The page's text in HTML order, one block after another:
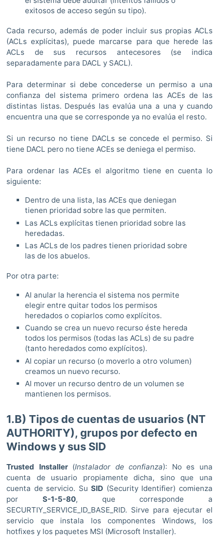
exitosos de acceso según su tipo).
Cada recurso, además de poder incluir sus propias ACLs
(ACLs explícitas), puede marcarse para que herede las
ACLs de sus recursos antecesores (se indica
separadamente para DACL y SACL).
Para determinar si debe concederse un permiso a una
confianza del sistema primero ordena las ACEs de las
distintas listas. Después las evalúa una a una y cuando
encuentra una que se corresponde ya no evalúa el resto.
Si un recurso no tiene DACLs se concede el permiso. Si
tiene DACL pero no tiene ACEs se deniega el permiso.
Para ordenar las ACEs el algoritmo tiene en cuenta lo
siguiente:
Dentro de una lista, las ACEs que deniegan
tienen prioridad sobre las que permiten.
Las ACLs explícitas tienen prioridad sobre las
heredadas.
Las ACLs de los padres tienen prioridad sobre
las de los abuelos.
Por otra parte:
Al anular la herencia el sistema nos permite
elegir entre quitar todos los permisos
heredados o copiarlos como explícitos.
Cuando se crea un nuevo recurso éste hereda
todos los permisos (todas las ACLs) de su padre
(tanto heredados como explícitos).
Al copiar un recurso (o moverlo a otro volumen)
creamos un nuevo recurso.
Al mover un recurso dentro de un volumen se
mantienen los permisos.
1.B) Tipos de cuentas de usuarios (NT
AUTHORITY), grupos por defecto en
Windows y sus SID
Trusted Installer(Instalador de confianza): No es una
cuenta de usuario propiamente dicha, sino que una
cuenta de servicio. SuSID (Security Identifier) comienza
por S-1-5-80, que corresponde a
SECURTIY_SERVICE_ID_BASE_RID. Sirve para ejecutar el
servicio que instala los componentes Windows, los
hotfixes y los paquetes MSI (Microsoft Installer).